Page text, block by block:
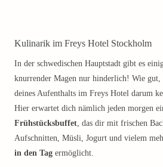
Kulinarik im Freys Hotel Stockholm
In der schwedischen Hauptstadt gibt es
knurrender Magen nur hinderlich! Wie gut,
deines Aufenthalts im Freys Hotel darum
Hier erwartet dich nämlich jeden morgen
Frühstücksbuffet, das dir mit frischen
Aufschnitten, Müsli, Jogurt und vielem
in den Tag ermöglicht.